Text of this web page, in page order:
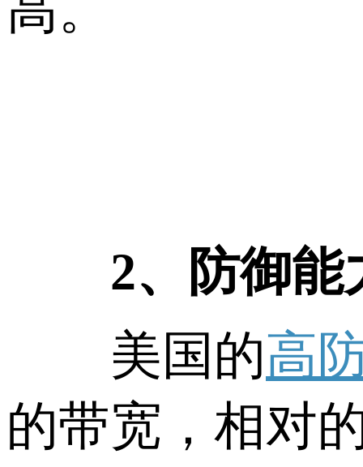
2、防御
美国的高
的带宽，相对